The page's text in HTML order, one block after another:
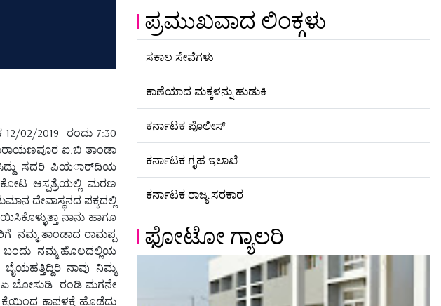
02/2019 ರಂದು 7:30
ಐ.ಬಿ ತಾಂಡಾ
ಸದರಿ ಪಿಯರ್ಾದಿಯ
ಆಸ್ಪತ್ರೆಯಲ್ಲಿ ಮರಣ
ದೇವಾಸ್ಥನದ ಪಕ್ಕದಲ್ಲಿ
ನಾನು ಹಾಗೂ
ನಮ್ಮ ತಾಂಡಾದ ರಾಮಪ್ಪ
ಬಂದು ನಮ್ಮ ಹೊಲದಲ್ಲಿಯ
ನಾವು ನಿಮ್ಮ
ಏ ಬೋಸುಡಿ ರಂಡಿ ಮಗನೇ
ಕಾಪಳಕ್ಕೆ ಹೊಡೆದು
ಪ್ರಮುಖವಾದ ಲಿಂಕ್ಗಳು
ಸಕಾಲ ಸೇವೆಗಳು
ಕಾಣೆಯಾದ ಮಕ್ಕಳನ್ನು ಹುಡುಕಿ
ಕರ್ನಾಟಕ ಪೊಲೀಸ್
ಕರ್ನಾಟಕ ಗೃಹ ಇಲಾಖೆ
ಕರ್ನಾಟಕ ರಾಜ್ಯ ಸರಕಾರ
ಫೋಟೋ ಗ್ಯಾಲರಿ